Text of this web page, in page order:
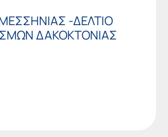
-ΔΕΛΤΙΟ
ΔΑΚΟΚΤΟΝΙΑΣ